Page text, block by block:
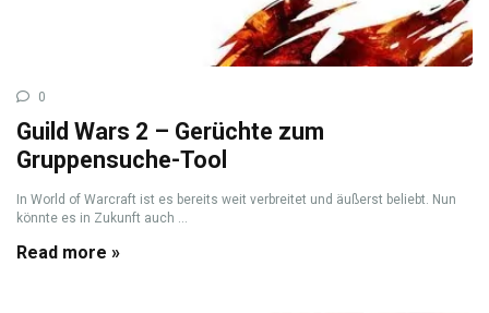
0
Guild Wars 2 – Gerüchte zum
Gruppensuche-Tool
In World of Warcraft ist es bereits weit verbreitet und äußerst beliebt. Nun
könnte es in Zukunft auch ...
Read more »